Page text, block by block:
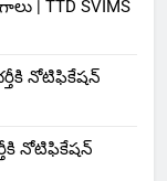
| TTD SVIMS
నోటిఫికేషన్
నోటిఫికేషన్